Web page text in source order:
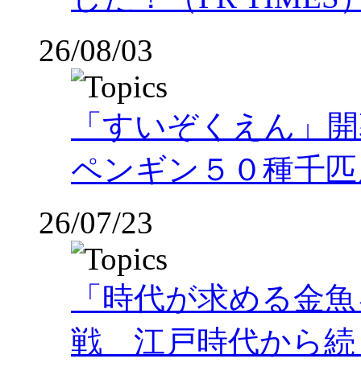
26/08/03
「すいぞくえん」
ペンギン５０種千
26/07/23
「時代が求める金
戦 江戸時代から